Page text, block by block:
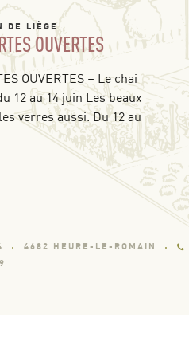
DE LIÈGE
OUVERTES
OUVERTES – Le chai
12 au 14 juin Les beaux
verres aussi. Du 12 au
4682 HEURE-LE-ROMAIN